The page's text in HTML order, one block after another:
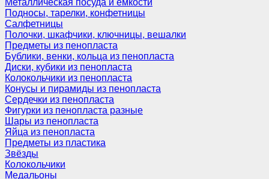
Металлическая посуда и емкости
Подносы, тарелки, конфетницы
Салфетницы
Полочки, шкафчики, ключницы, вешалки
Предметы из пенопласта
Бублики, венки, кольца из пенопласта
Диски, кубики из пенопласта
Колокольчики из пенопласта
Конусы и пирамиды из пенопласта
Сердечки из пенопласта
Фигурки из пенопласта разные
Шары из пенопласта
Яйца из пенопласта
Предметы из пластика
Звёзды
Колокольчики
Медальоны